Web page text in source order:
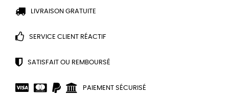
LIVRAISON GRATUITE
SERVICE CLIENT RÉACTIF
SATISFAIT OU REMBOURSÉ
PAIEMENT SÉCURISÉ